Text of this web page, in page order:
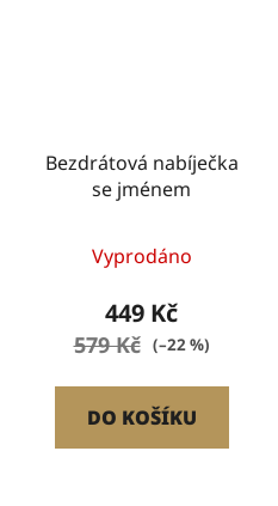
Bezdrátová nabíječka
se jménem
Vyprodáno
449 Kč
579 Kč (–22 %)
DO KOŠÍKU